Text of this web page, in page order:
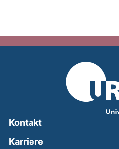
Kontakt
Karriere